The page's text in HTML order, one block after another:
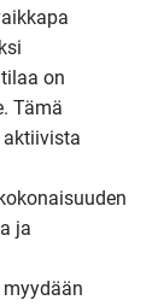
on
Tämä
aktiivista
ja